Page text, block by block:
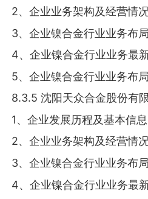
2、企业业务架构及经营情
3、企业镍合金行业业务布
4、企业镍合金行业业务最
5、企业镍合金行业业务布
8.3.5 沈阳天众合金股份有
1、企业发展历程及基本信息
2、企业业务架构及经营情
3、企业镍合金行业业务布
4、企业镍合金行业业务最